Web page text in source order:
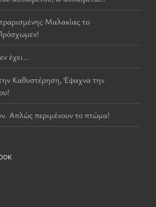
Μαλακίας το
έχει…
Καθυστέρηση, Έψαχνα την
Απλώς περιμένουν το πτώμα!